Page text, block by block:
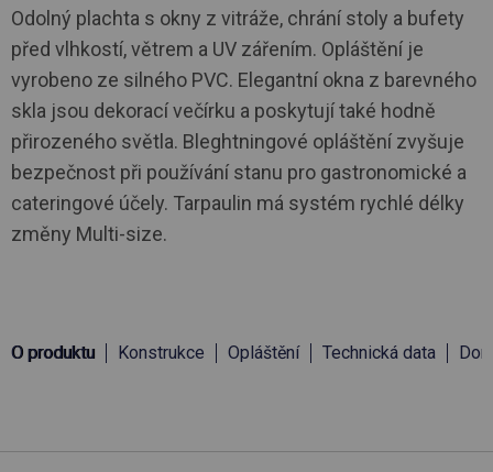
Odolný plachta s okny z vitráže, chrání stoly a bufety
před vlhkostí, větrem a UV zářením. Opláštění je
vyrobeno ze silného PVC. Elegantní okna z barevného
skla jsou dekorací večírku a poskytují také hodně
přirozeného světla. Bleghtningové opláštění zvyšuje
bezpečnost při používání stanu pro gastronomické a
cateringové účely. Tarpaulin má systém rychlé délky
změny Multi-size.
O produktu Konstrukce Opláštění Technická data